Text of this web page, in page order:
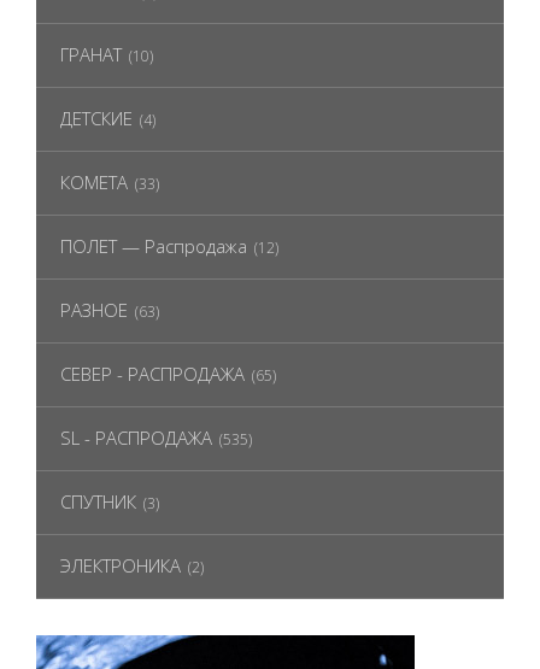
ГРАНАТ (10)
ДЕТСКИЕ (4)
КОМЕТА (33)
ПОЛЕТ — Распродажа (12)
РАЗНОЕ (63)
СЕВЕР - РАСПРОДАЖА (65)
SL - РАСПРОДАЖА (535)
СПУТНИК (3)
ЭЛЕКТРОНИКА (2)